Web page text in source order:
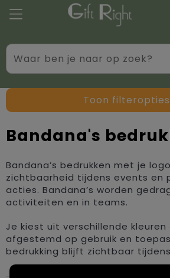
Drinkwaren
Persoonlijke verzorging
Schrijfwaren
Overige relatiegeschenken
Aktetassen
Boodschappentassen
Katoenen draagtassen
Kledingtassen
Koeltassen en Koelboxen
Koffers en trolleys
Blazers
Bodywarmers
Handschoenen en Sjaals
Jassen
Kledingaccessoires
Overhemden bedrukken
Standaard kerstpakketten
Kerstpakketten op maat
Toon filteropties
Bandana's
Bandana’s bedrukken met je
zichtbaarheid tijdens events en
acties. Bandana’s worden
activiteiten en in teams.
Je kiest uit verschillende
afgestemd op gebruik en
bedrukking blijft zichtbaar